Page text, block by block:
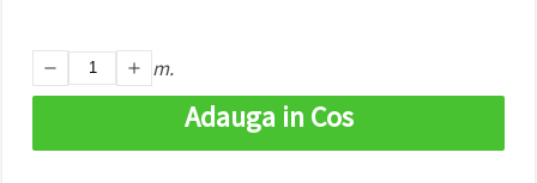
m.
Adauga in Cos